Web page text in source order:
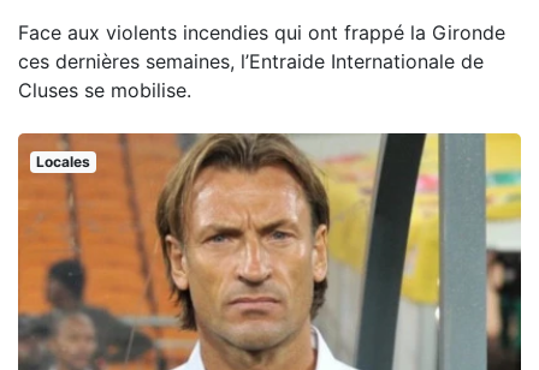
Face aux violents incendies qui ont frappé la Gironde
ces dernières semaines, l’Entraide Internationale de
Cluses se mobilise.
Locales